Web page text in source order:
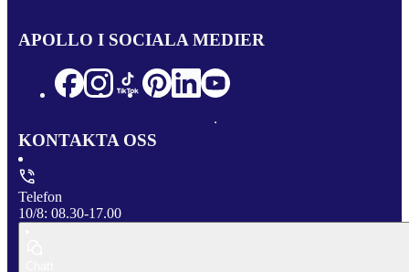
APOLLO I SOCIALA MEDIER
KONTAKTA OSS
Telefon
10/8: 08.30-17.00